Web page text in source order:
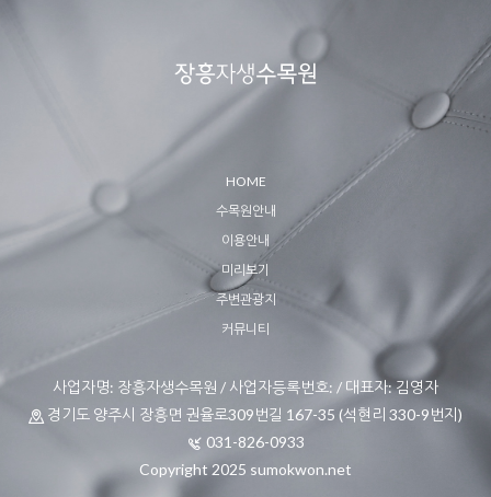
HOME
수목원안내
이용안내
미리보기
주변관광지
커뮤니티
사업자명: 장흥자생수목원 / 사업자등록번호: / 대표자: 김영자
경기도 양주시 장흥면 권율로309번길 167-35 (석현리 330-9번지)
031-826-0933
Copyright 2025 sumokwon.net